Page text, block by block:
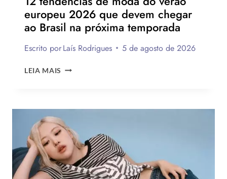
europeu 2026 que devem chegar
ao Brasil na próxima temporada
Escrito porLaís Rodrigues 5 de agosto de 2026
LEIA MAIS
DO
VERÃO
EUROPEU
2026
QUE
DEVEM
CHEGAR